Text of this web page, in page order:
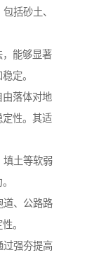
括砂土、
，能够显著
定。
由落体对地
定性。其适
填土等软弱
道、公路路
。
过强夯提高